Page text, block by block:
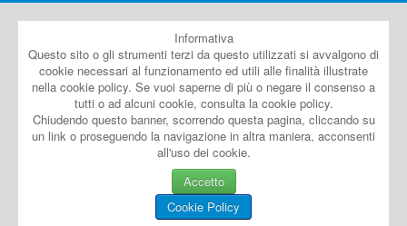
Informativa
Questo sito o gli strumenti terzi da questo utilizzati si avvalgono di
cookie necessari al funzionamento ed utili alle finalità illustrate
nella cookie policy. Se vuoi saperne di più o negare il consenso a
tutti o ad alcuni cookie, consulta la cookie policy.
Chiudendo questo banner, scorrendo questa pagina, cliccando su
un link o proseguendo la navigazione in altra maniera, acconsenti
all'uso dei cookie.
Accetto
Cookie Policy